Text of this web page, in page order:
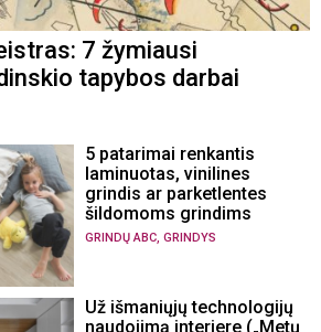
7 žymiausi
tapybos darbai
5 patarimai renkantis
laminuotas, vinilines
grindis ar parketlentes
šildomoms grindims
GRINDŲ ABC, GRINDYS
Už išmaniųjų technologijų
naudojimą interjere („Metų